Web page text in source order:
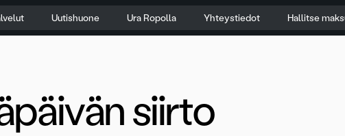
Uutishuone Ura Ropolla Yhteystiedot Hallitse
siirto